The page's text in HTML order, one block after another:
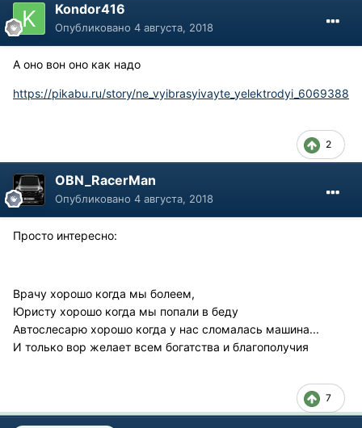
Kondor416
Опубликовано 4 августа, 2018
А оно вон оно как надо
https://pikabu.ru/story/ne_vyibrasyivayte_yelektrodyi_6069388
2
OBN_RacerMan
Опубликовано 4 августа, 2018
Просто интересно:
Врачу хорошо когда мы болеем,
Юристу хорошо когда мы попали в беду
Автослесарю хорошо когда у нас сломалась машина...
И только вор желает всем богатства и благополучия
7